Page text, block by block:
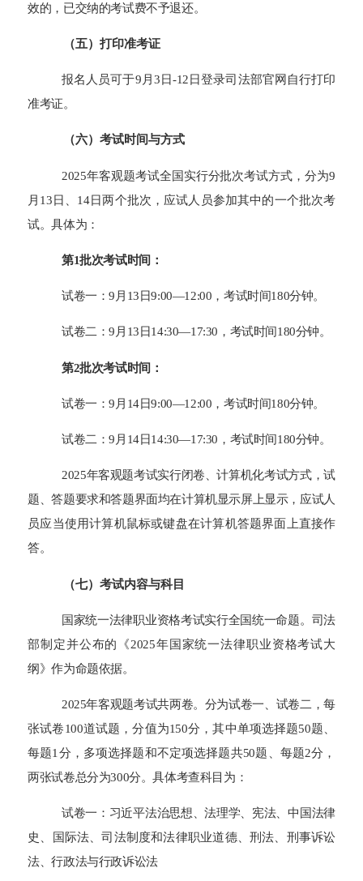
效的，已交纳的考试费不予退还。
（五）打印准考证
报名人员可于9月3日-12日登录司法部官网自行打印
准考证。
（六）考试时间与方式
2025年客观题考试全国实行分批次考试方式，分为9
月 13日、 14日两个批次，应试人员参加其中的一个批次考
试。具体为：
第1批次考试时间：
试卷一：9月 13日9:00—12:00，考试时间180分钟。
试卷二：9月 13 日14:30—17:30，考试时间180分钟。
第2批次考试时间：
试卷一：9月 14日9:00—12:00，考试时间180分钟。
试卷二：9月 14日14:30—17:30，考试时间180分钟。
2025年客观题考试实行闭卷、计算机化考试方式，试
题、答题要求和答题界面均在计算机显示屏上显示，应试人
员应当使用计算机鼠标或键盘在计算机答题界面上直接作
答。
（七）考试内容与科目
国家统一法律职业资格考试实行全国统一命题。司法
部制定并公布的《2025年国家统一法律职业资格考试大
纲》作为命题依据。
2025年客观题考试共两卷。分为试卷一、试卷二，每
张试卷100道试题，分值为150分，其中单项选择题50题、
每题1分，多项选择题和不定项选择题共50题、每题2分，
两张试卷总分为300分。具体考查科目为：
试卷一：习近平法治思想、法理学、宪法、中国法律
史、国际法、司法制度和法律职业道德、刑法、刑事诉讼
法、行政法与行政诉讼法